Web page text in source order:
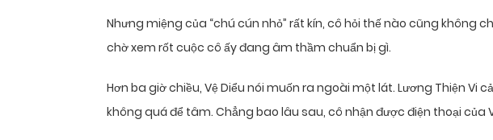
Nhưng miệng của “chú cún nhỏ” rất kín, cô hỏi thế nào cũng không
chờ xem rốt cuộc cô ấy đang âm thầm chuẩn bị gì.
Hơn ba giờ chiều, Vệ Diểu nói muốn ra ngoài một lát. Lương Thiện Vi
không quá để tâm. Chẳng bao lâu sau, cô nhận được điện thoại của